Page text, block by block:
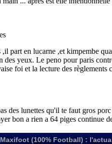
Maxifoot (100% Football) :